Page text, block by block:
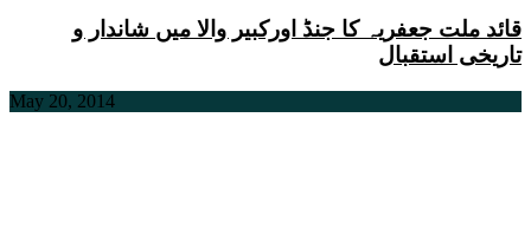
قائد ملت جعفریہ کا جنڈ اورکبیر والا میں شاندار و
تاریخی استقبال
May 20, 2014